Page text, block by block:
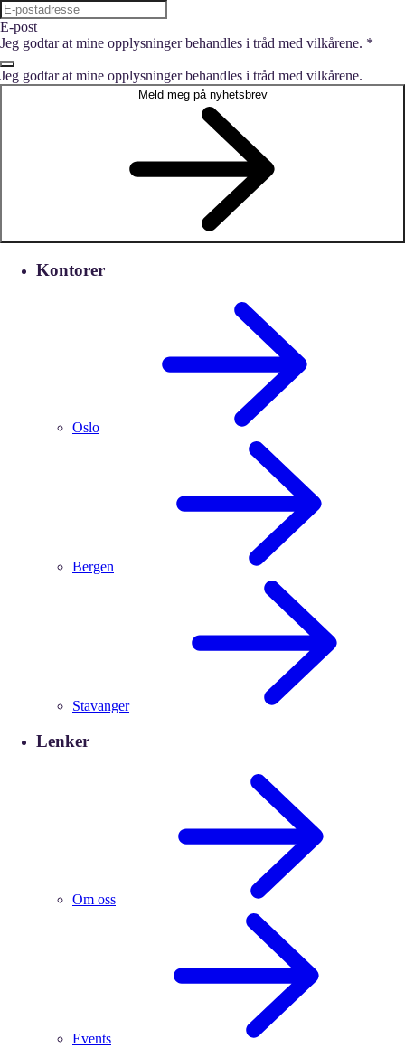
E-post
Jeg godtar at mine opplysninger behandles i tråd med vilkårene. *
Jeg godtar at mine opplysninger behandles i tråd med vilkårene.
Meld meg på nyhetsbrev
Kontorer
Oslo
Bergen
Stavanger
Lenker
Om oss
Events